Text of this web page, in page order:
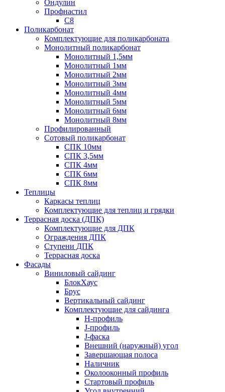
Ондулин
Профнастил
С8
Поликарбонат
Комплектующие для поликарбоната
Монолитный поликарбонат
Монолитный 1,5мм
Монолитный 1мм
Монолитный 2мм
Монолитный 3мм
Монолитный 4мм
Монолитный 5мм
Монолитный 6мм
Монолитный 8мм
Профилированный
Сотовый поликарбонат
СПК 10мм
СПК 3,5мм
СПК 4мм
СПК 6мм
СПК 8мм
Теплицы
Каркасы теплиц
Комплектующие для теплиц и грядки
Террасная доска (ДПК)
Комплектующие для ДПК
Ограждения ДПК
Ступени ДПК
Террасная доска
Фасады
Виниловый сайдинг
БлокХаус
Брус
Вертикальный сайдинг
Комплектующие для сайдинга
H-профиль
J-профиль
J-фаска
Внешний (наружный) угол
Завершающая полоса
Наличник
Околооконный профиль
Стартовый профиль